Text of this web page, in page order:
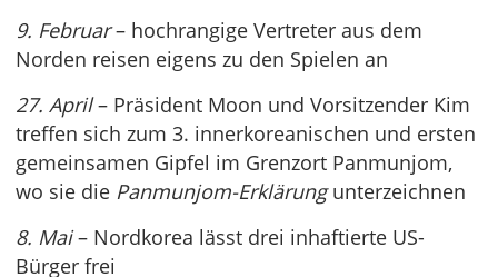
9. Februar– hochrangige Vertreter aus dem
Norden reisen eigens zu den Spielen an
27. April– Präsident Moon und Vorsitzender Kim
treffen sich zum 3. innerkoreanischen und ersten
gemeinsamen Gipfel im Grenzort Panmunjom,
wo sie die Panmunjom-Erklärungunterzeichnen
8. Mai– Nordkorea lässt drei inhaftierte US-
Bürger frei